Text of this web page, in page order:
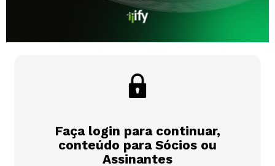
Faça login para continuar,
conteúdo para Sócios ou
Assinantes